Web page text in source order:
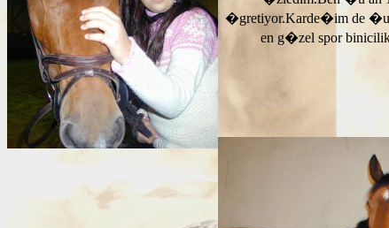
�gretiyor.Karde�im de
en g�zel spor